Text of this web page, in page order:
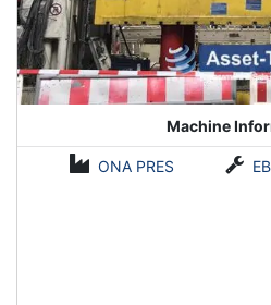
Machine
ONA PRES